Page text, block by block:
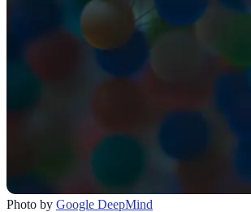
Photo by Google DeepMind